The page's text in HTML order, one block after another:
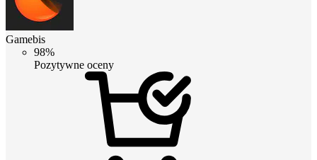
Gamebis
98%
Pozytywne oceny